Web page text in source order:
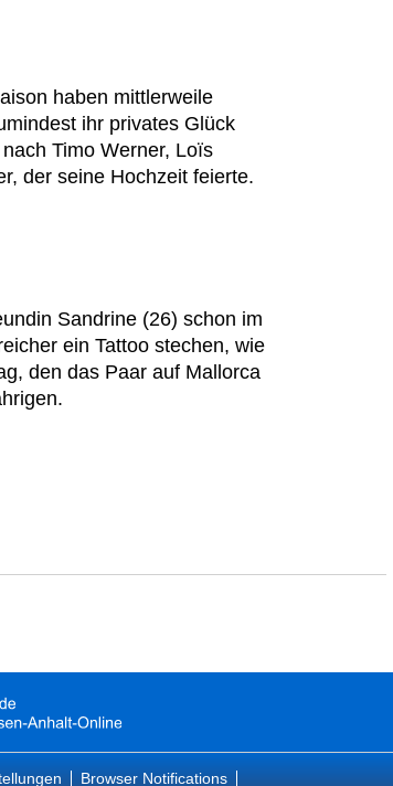
haben mittlerweile
ihr privates Glück
Timo Werner, Loïs
der seine Hochzeit feierte.
Sandrine (26) schon im
ein Tattoo stechen, wie
den das Paar auf Mallorca
Browser Notifications